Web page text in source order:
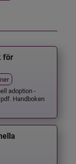
för
adoption -
Handboken